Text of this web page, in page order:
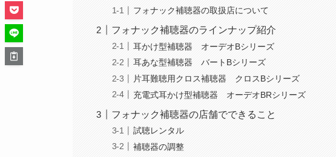
フォナック補聴器の取扱店について
フォナック補聴器のラインナップ紹介
耳かけ型補聴器 オーデオBシリーズ
耳あな型補聴器 バートBシリーズ
片耳難聴用クロス補聴器 クロスBシリーズ
充電式耳かけ型補聴器 オーデオBRシリーズ
フォナック補聴器の店舗でできること
試聴レンタル
補聴器の調整